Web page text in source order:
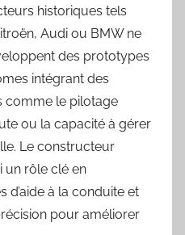
historiques tels
Audi ou BMW ne
des prototypes
intégrant des
comme le pilotage
ou la capacité à gérer
Le constructeur
un rôle clé en
d’aide à la conduite et
pour améliorer